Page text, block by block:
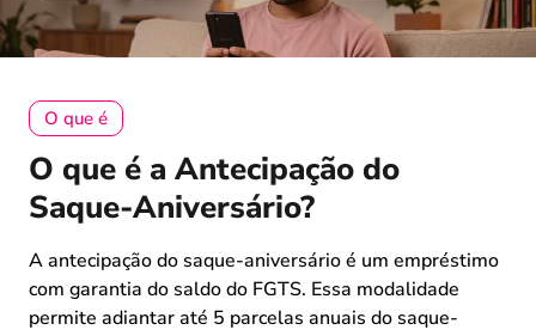
O que é
O que é a Antecipação do
Saque-Aniversário?
A antecipação do saque-aniversário é um empréstimo
com garantia do saldo do FGTS. Essa modalidade
permite adiantar até 5 parcelas anuais do saque-